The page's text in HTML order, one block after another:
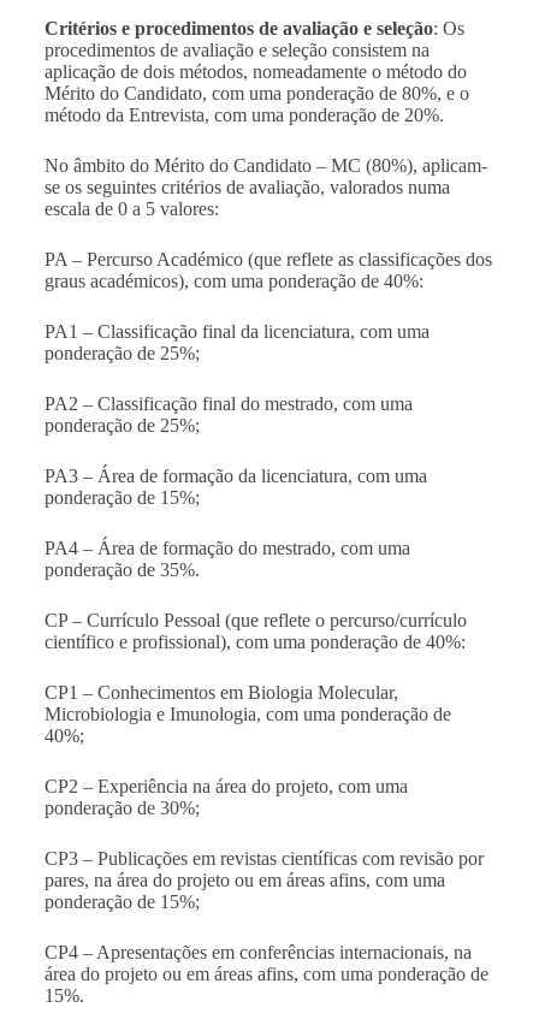
Critérios e procedimentos de avaliação e seleção: Os
procedimentos de avaliação e seleção consistem na
aplicação de dois métodos, nomeadamente o método do
Mérito do Candidato, com uma ponderação de 80%, e o
método da Entrevista, com uma ponderação de 20%.
No âmbito do Mérito do Candidato – MC (80%), aplicam-
se os seguintes critérios de avaliação, valorados numa
escala de 0 a 5 valores:
PA – Percurso Académico (que reflete as classificações dos
graus académicos), com uma ponderação de 40%:
PA1 – Classificação final da licenciatura, com uma
ponderação de 25%;
PA2 – Classificação final do mestrado, com uma
ponderação de 25%;
PA3 – Área de formação da licenciatura, com uma
ponderação de 15%;
PA4 – Área de formação do mestrado, com uma
ponderação de 35%.
CP – Currículo Pessoal (que reflete o percurso/currículo
científico e profissional), com uma ponderação de 40%:
CP1 – Conhecimentos em Biologia Molecular,
Microbiologia e Imunologia, com uma ponderação de
40%;
CP2 – Experiência na área do projeto, com uma
ponderação de 30%;
CP3 – Publicações em revistas científicas com revisão por
pares, na área do projeto ou em áreas afins, com uma
ponderação de 15%;
CP4 – Apresentações em conferências internacionais, na
área do projeto ou em áreas afins, com uma ponderação de
15%.